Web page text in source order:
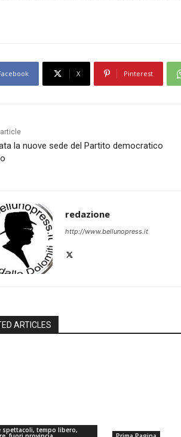
X Pinterest
la nuove sede del Partito democratico
redazione
http://www.bellunopress.it
ARTICLES
spettacoli, tempo libero,